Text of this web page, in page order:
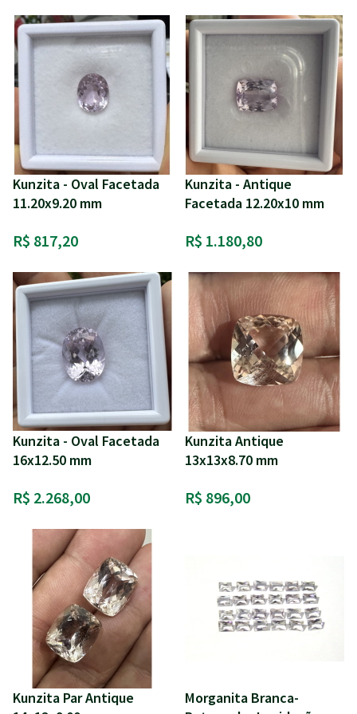
Kunzita - Oval Facetada
11.20x9.20 mm
R$ 817,20
Kunzita - Antique
Facetada 12.20x10 mm
R$ 1.180,80
Kunzita - Oval Facetada
16x12.50 mm
R$ 2.268,00
Kunzita Antique
13x13x8.70 mm
R$ 896,00
Kunzita Par Antique
Morganita Branca-